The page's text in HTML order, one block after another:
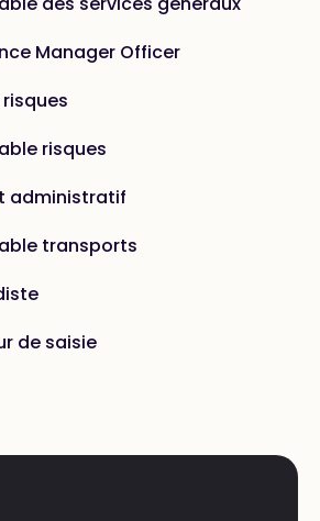
Manager Officer
risques
administratif
transports
de saisie